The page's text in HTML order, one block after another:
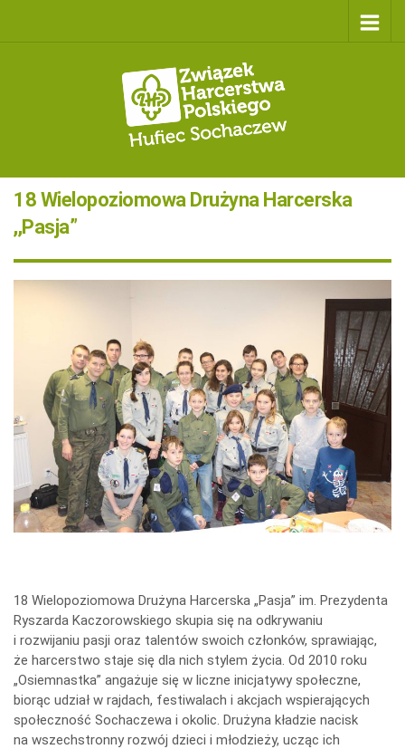
18 Wielopoziomowa Drużyna Harcerska
,,Pasja”
18 Wielopoziomowa Drużyna Harcerska „Pasja” im. Prezydenta
Ryszarda Kaczorowskiego skupia się na odkrywaniu
i rozwijaniu pasji oraz talentów swoich członków, sprawiając,
że harcerstwo staje się dla nich stylem życia. Od 2010 roku
„Osiemnastka” angażuje się w liczne inicjatywy społeczne,
biorąc udział w rajdach, festiwalach i akcjach wspierających
społeczność Sochaczewa i okolic. Drużyna kładzie nacisk
na wszechstronny rozwój dzieci i młodzieży, ucząc ich